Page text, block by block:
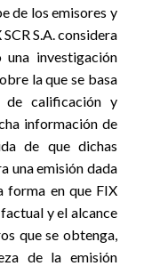
de los emisores y
S.A. considera
investigación
la que se basa
de calificación y
información de
de que dichas
una emisión dada
forma en que FIX
y el alcance
que se obtenga,
de la emisión